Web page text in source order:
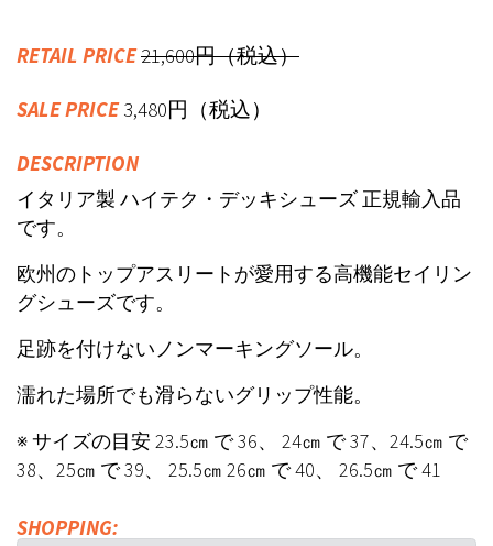
RETAIL PRICE21,600円（税込）
SALE PRICE3,480円（税込）
DESCRIPTION
イタリア製 ハイテク・デッキシューズ 正規輸入品
です。
欧州のトップアスリートが愛用する高機能セイリン
グシューズです。
足跡を付けないノンマーキングソール。
濡れた場所でも滑らないグリップ性能。
※ サイズの目安 23.5㎝ で 36、 24㎝ で 37、24.5㎝ で
38、25㎝ で 39、 25.5㎝ 26㎝ で 40、 26.5㎝ で 41
SHOPPING: